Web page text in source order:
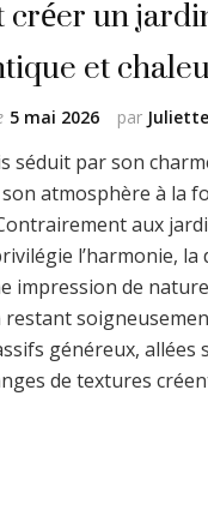
et
par Juliette
5 mai 2026
séduit par son
atmosphère à la
aux
l’harmonie, la
impression de
généreux, allées
de textures